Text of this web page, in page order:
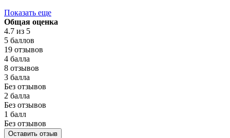
Показать еще
Общая оценка
4.7 из 5
5 баллов
19 отзывов
4 балла
8 отзывов
3 балла
Без отзывов
2 балла
Без отзывов
1 балл
Без отзывов
Оставить отзыв